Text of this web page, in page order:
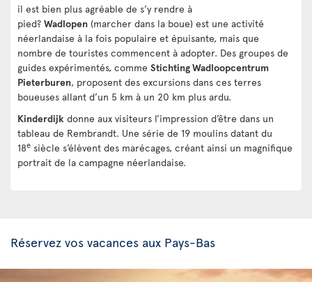
il est bien plus agréable de s’y rendre à
pied? Wadlopen (marcher dans la boue) est une activité
néerlandaise à la fois populaire et épuisante, mais que
nombre de touristes commencent à adopter. Des groupes de
guides expérimentés, comme Stichting Wadloopcentrum
Pieterburen, proposent des excursions dans ces terres
boueuses allant d’un 5 km à un 20 km plus ardu.
Kinderdijk donne aux visiteurs l’impression d’être dans un
tableau de Rembrandt. Une série de 19 moulins datant du
18e siècle s’élèvent des marécages, créant ainsi un magnifique
portrait de la campagne néerlandaise.
Réservez vos vacances aux Pays-Bas